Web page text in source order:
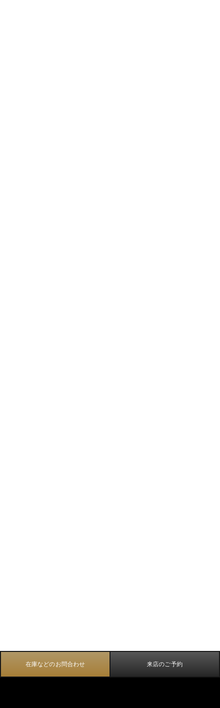
在庫などのお問合わせ 来店のご予約